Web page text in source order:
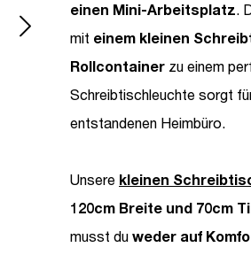
einen Mini-Arbeitsplatz.
mit einem kleinen
Rollcontainer zu einem
Schreibtischleuchte sorgt
entstandenen Heimbüro.
Unsere kleinen
120cm Breite und 70cm
musst du weder auf